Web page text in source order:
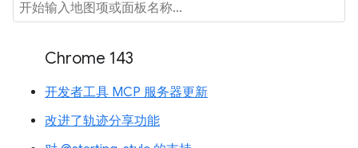
Chrome 143
开发者工具 MCP 服务器更新
改进了轨迹分享功能